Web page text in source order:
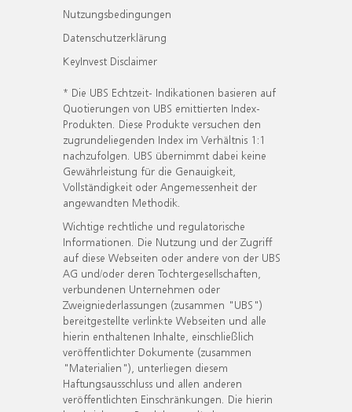
Nutzungsbedingungen
Datenschutzerklärung
KeyInvest Disclaimer
* Die UBS Echtzeit- Indikationen basieren auf
Quotierungen von UBS emittierten Index-
Produkten. Diese Produkte versuchen den
zugrundeliegenden Index im Verhältnis 1:1
nachzufolgen. UBS übernimmt dabei keine
Gewährleistung für die Genauigkeit,
Vollständigkeit oder Angemessenheit der
angewandten Methodik.
Wichtige rechtliche und regulatorische
Informationen. Die Nutzung und der Zugriff
auf diese Webseiten oder andere von der UBS
AG und/oder deren Tochtergesellschaften,
verbundenen Unternehmen oder
Zweigniederlassungen (zusammen "UBS")
bereitgestellte verlinkte Webseiten und alle
hierin enthaltenen Inhalte, einschließlich
veröffentlichter Dokumente (zusammen
"Materialien"), unterliegen diesem
Haftungsausschluss und allen anderen
veröffentlichten Einschränkungen. Die hierin